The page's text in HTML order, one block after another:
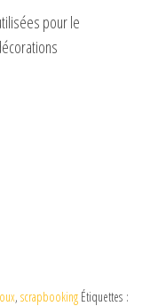
pour le
, scrapbooking Étiquettes :